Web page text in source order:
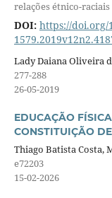
relações étnico-raciais
DOI: https://doi.org/
Lady Daiana Oliveira
277-288
26-05-2019
EDUCAÇÃO
CONSTITUIÇÃO
Thiago Batista Costa,
e72203
15-02-2026